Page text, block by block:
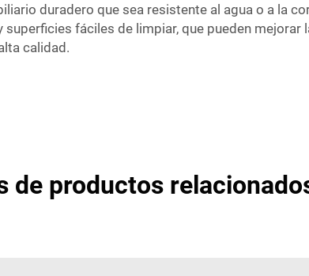
duradero que sea resistente al agua o a la
fáciles de limpiar, que pueden mejorar
calidad.
de productos